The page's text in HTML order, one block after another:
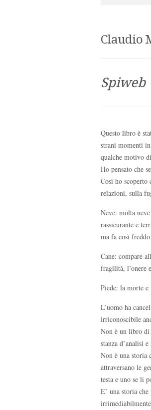
Claudio
Spiweb
Questo libro è
strani momenti
qualche motivo
Ho pensato che
Così ho
relazioni, sulla
Neve: molta
rassicurante e
ma fa così
Cane: compare
fragilità, l’onere
Piede: la morte
L’uomo ha
irriconoscibile
Non è un libro di
stanza d’analisi
Non è una storia
attraversano le
testa e uno se li
E’ una storia